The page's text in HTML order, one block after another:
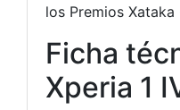
los Premios Xataka
Ficha
Xperia 1